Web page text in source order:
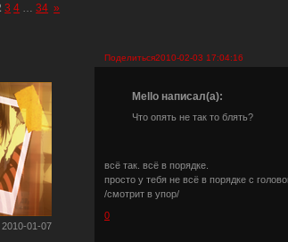
3 4 34 »
Поделиться2010-02-03 17:04:16
2010-01-07
Mello написал(а):
Что опять не так то блять?
всё так. всё в порядке.
просто у тебя не всё в порядке с
/смотрит в упор/
0